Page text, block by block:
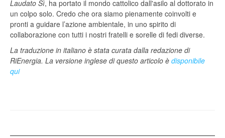
Laudato Sì, ha portato il mondo cattolico dall'asilo al dottorato in
un colpo solo. Credo che ora siamo pienamente coinvolti e
pronti a guidare l’azione ambientale, in uno spirito di
collaborazione con tutti i nostri fratelli e sorelle di fedi diverse.
La traduzione in italiano è stata curata dalla redazione di
RiEnergia. La versione inglese di questo articolo è disponibile
qui